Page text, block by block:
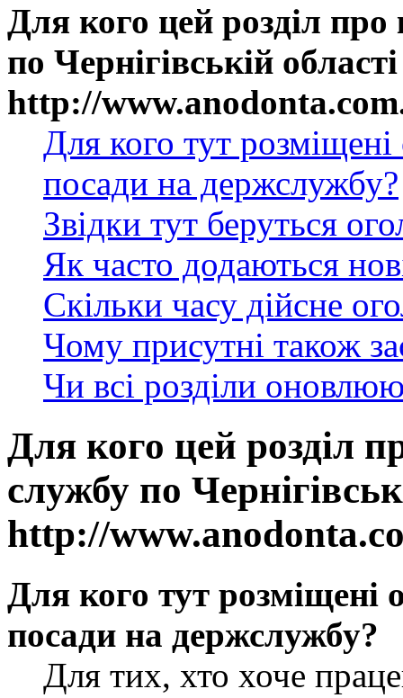
Для кого цей розділ
по Чернігівській
http://
Для кого тут
посади на держслужбу?
Звідки тут беруться
Як часто додаються
Скільки часу дійсне
Чому присутні також
Чи всі розділи
Для кого цей розділ
службу по
http://
Для кого тут розміщені
посади на держслужбу?
Для тих, хто хоче